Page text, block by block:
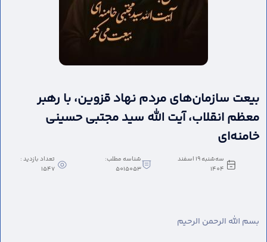
بیعت سازمان‌های مردم نهاد قزوین، با رهبر
معظم انقلاب، آیت الله سید مجتبی حسینی
خامنه‌ای
سه‌شنبه 19 اسفند
1404
شناسه مطلب:
5015053
تعداد بازدید :
1547
بسم الله الرحمن الرحیم